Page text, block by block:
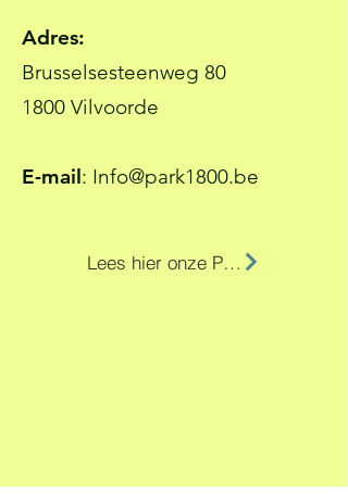
Adres:
Brusselsesteenweg 80
1800 Vilvoorde
E-mail: Info@park1800.be
Lees hier onze Privacy Policy